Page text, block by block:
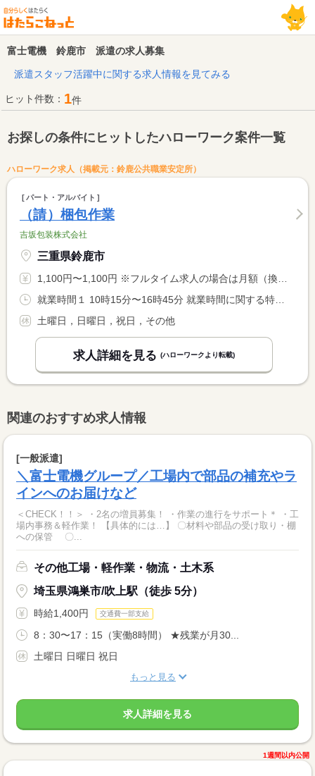
富士電機 鈴鹿市 派遣の求人募集
派遣スタッフ活躍中に関する求人情報を見てみる
ヒット件数： 1件
お探しの条件にヒットしたハローワーク案件一覧
ハローワーク求人（掲載元：鈴鹿公共職業安定所）
パート・アルバイト
（請）梱包作業
吉坂包装株式会社
三重県鈴鹿市
1,100円〜1,100円 ※フルタイム求人の場合は月額（換算額）、パート求人の場合は時間額を表示しています。
土曜日，日曜日，祝日，その他
求人詳細を見る (ハローワークより転載)
関連のおすすめ求人情報
[一般派遣]
＼富士電機グループ／工場内で部品の補充やラ
インへのお届けなど
＜CHECK！！＞ ・2名の増員募集！ ・作業の進行をサポート＊ ・工
場内事務＆軽作業！ 【具体的には…】 〇材料や部品の受け取り・棚
への保管 〇...
その他工場・軽作業・物流・土木系
埼玉県鴻巣市/吹上駅（徒歩 5分）
時給1,400円 交通費一部支給
8：30〜17：15（実働8時間） ★残業が月30...
土曜日 日曜日 祝日
もっと見る
求人詳細を見る
1週間以内公開